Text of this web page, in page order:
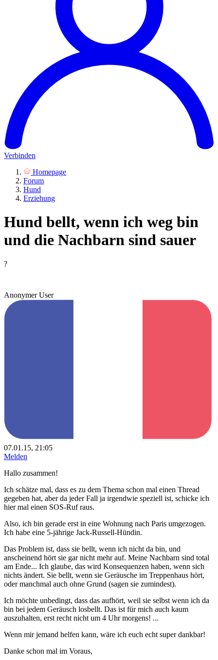
Verbinden
Homepage
Forum
Hund
Erziehung
Hund bellt, wenn ich weg bin
und die Nachbarn sind sauer
?
Anonymer User
07.01.15, 21:05
Melden
Hallo zusammen!
Ich schätze mal, dass es zu dem Thema schon mal einen Thread
gegeben hat, aber da jeder Fall ja irgendwie speziell ist, schicke ich
hier mal einen SOS-Ruf raus.
Also, ich bin gerade erst in eine Wohnung nach Paris umgezogen.
Ich habe eine 5-jährige Jack-Russell-Hündin.
Das Problem ist, dass sie bellt, wenn ich nicht da bin, und
anscheinend hört sie gar nicht mehr auf. Meine Nachbarn sind total
am Ende... Ich glaube, das wird Konsequenzen haben, wenn sich
nichts ändert. Sie bellt, wenn sie Geräusche im Treppenhaus hört,
oder manchmal auch ohne Grund (sagen sie zumindest).
Ich möchte unbedingt, dass das aufhört, weil sie selbst wenn ich da
bin bei jedem Geräusch losbellt. Das ist für mich auch kaum
auszuhalten, erst recht nicht um 4 Uhr morgens! ...
Wenn mir jemand helfen kann, wäre ich euch echt super dankbar!
Danke schon mal im Voraus,